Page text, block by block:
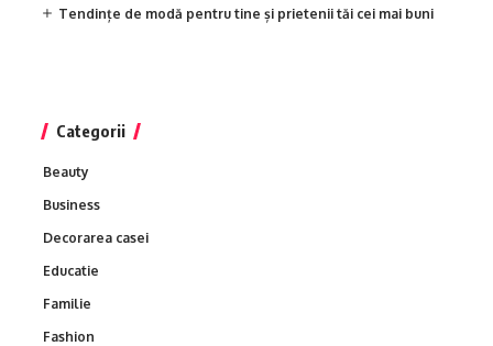
Tendințe de modă pentru tine și prietenii tăi cei mai buni
Categorii
Beauty
Business
Decorarea casei
Educatie
Familie
Fashion